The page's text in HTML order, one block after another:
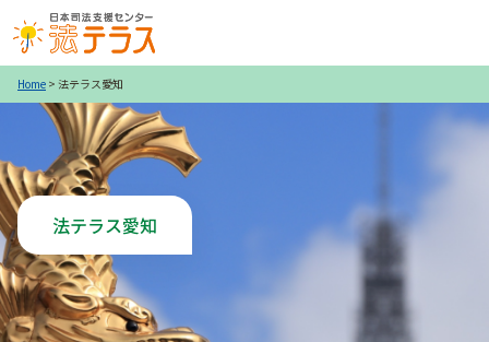
Home > 法テラス愛知
法テラス愛知